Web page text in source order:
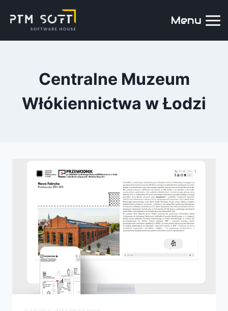
Menu
Centralne Muzeum
Włókiennictwa w Łodzi